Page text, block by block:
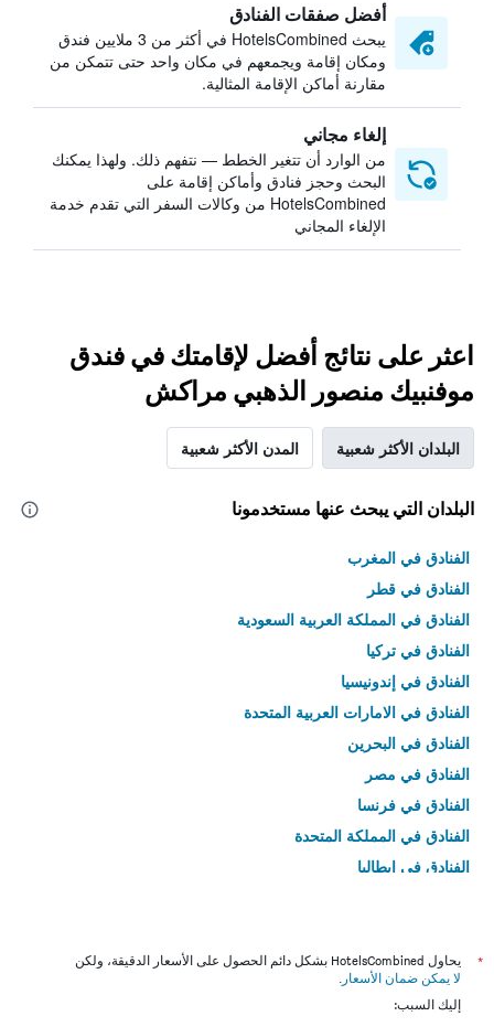
أفضل صفقات الفنادق
يبحث HotelsCombined في أكثر من 3 ملايين فندق
ومكان إقامة ويجمعهم في مكان واحد حتى تتمكن من
مقارنة أماكن الإقامة المثالية.
إلغاء مجاني
من الوارد أن تتغير الخطط — نتفهم ذلك. ولهذا يمكنك
البحث وحجز فنادق وأماكن إقامة على
HotelsCombined من وكالات السفر التي تقدم خدمة
الإلغاء المجاني
اعثر على نتائج أفضل لإقامتك في فندق
موفنبيك منصور الذهبي مراكش
البلدان الأكثر شعبية المدن الأكثر شعبية
البلدان التي يبحث عنها مستخدمونا
الفنادق في المغرب
الفنادق في قطر
الفنادق في المملكة العربية السعودية
الفنادق في تركيا
الفنادق في إندونيسيا
الفنادق في الامارات العربية المتحدة
الفنادق في البحرين
الفنادق في مصر
الفنادق في فرنسا
الفنادق في المملكة المتحدة
الفنادق في إيطاليا
*
يحاول HotelsCombined بشكل دائم الحصول على الأسعار الدقيقة، ولكن
لا يمكن ضمان الأسعار .
إليك السبب: